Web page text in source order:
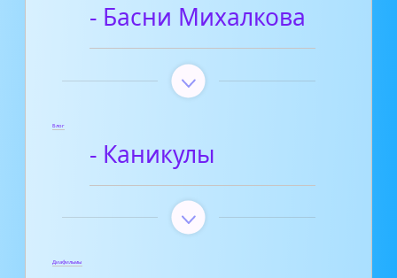
- Басни Михалкова
Блог
- Каникулы
Диафильмы